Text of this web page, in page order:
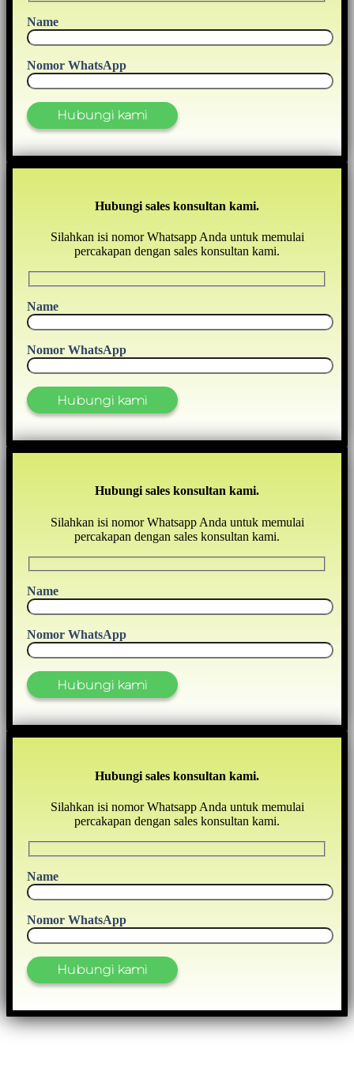
Name
Nomor WhatsApp
Hubungi sales konsultan kami.
Silahkan isi nomor Whatsapp Anda untuk memulai
percakapan dengan sales konsultan kami.
Name
Nomor WhatsApp
Hubungi sales konsultan kami.
Silahkan isi nomor Whatsapp Anda untuk memulai
percakapan dengan sales konsultan kami.
Name
Nomor WhatsApp
Hubungi sales konsultan kami.
Silahkan isi nomor Whatsapp Anda untuk memulai
percakapan dengan sales konsultan kami.
Name
Nomor WhatsApp